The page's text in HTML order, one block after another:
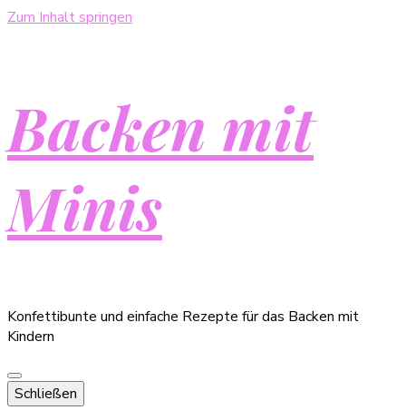
Zum Inhalt springen
Backen mit
Minis
Konfettibunte und einfache Rezepte für das Backen mit
Kindern
Schließen